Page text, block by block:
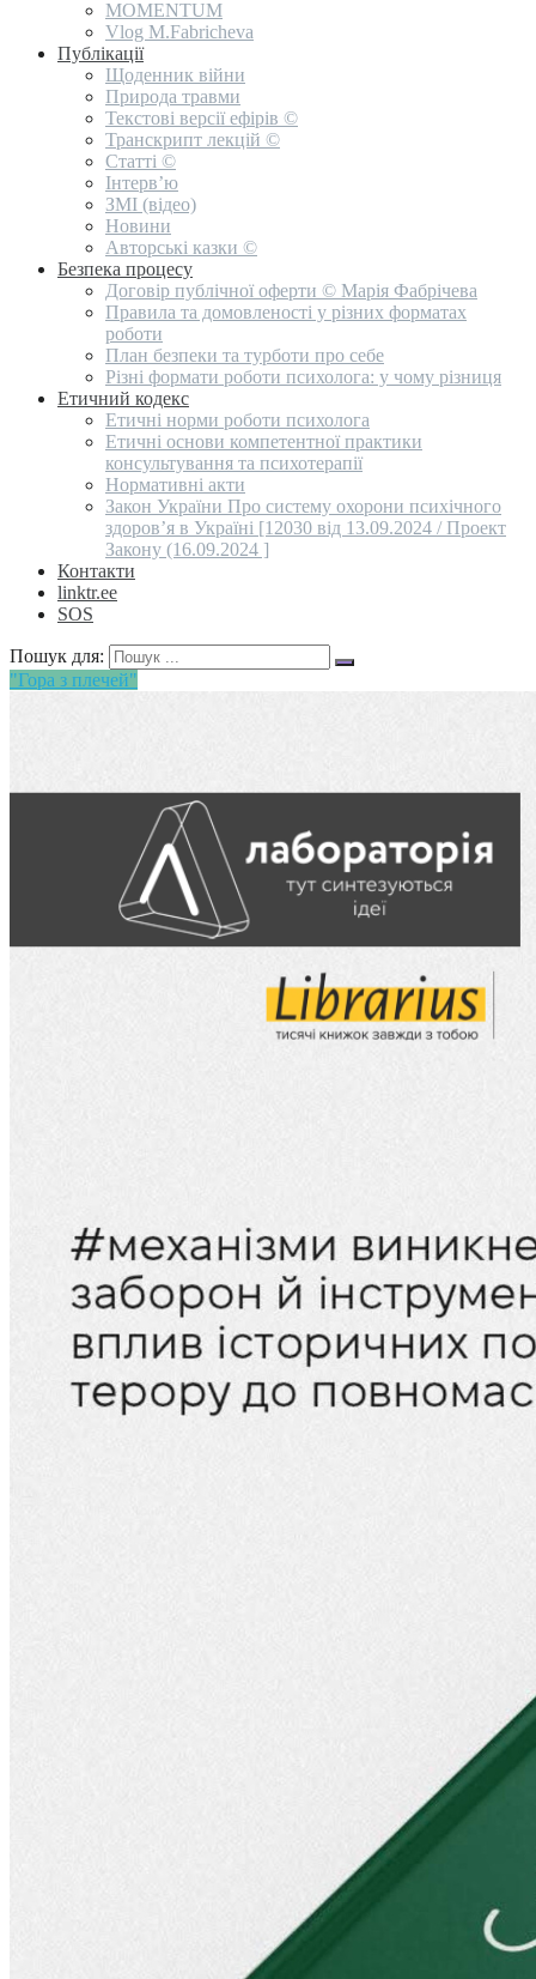
MOMENTUM
Vlog M.Fabricheva
Публікації
Щоденник війни
Природа травми
Текстові версії ефірів ©
Транскрипт лекцій ©
Статті ©
Інтерв’ю
ЗМІ (відео)
Новини
Авторські казки ©
Безпека процесу
Договір публічної оферти © Марія Фабрічева
Правила та домовленості у різних форматах
роботи
План безпеки та турботи про себе
Різні формати роботи психолога: у чому різниця
Етичний кодекс
Етичні норми роботи психолога
Етичні основи компетентної практики
консультування та психотерапії
Нормативні акти
Закон України Про систему охорони психічного
здоров’я в Україні [12030 від 13.09.2024 / Проект
Закону (16.09.2024 ]
Контакти
linktr.ee
SOS
Пошук для:
"Гора з плечей"